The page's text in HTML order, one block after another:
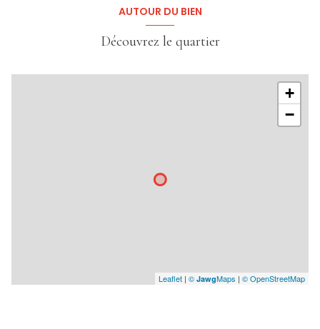
AUTOUR DU BIEN
Découvrez le quartier
+
−
Leaflet | © JawgMaps | © OpenStreetMap